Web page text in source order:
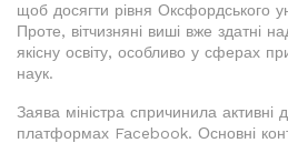
щоб досягти рівня Оксфордського
Проте, вітчизняні виші вже здатні
якісну освіту, особливо у сферах
наук.
Заява міністра спричинила активні
платформах Facebook. Основні